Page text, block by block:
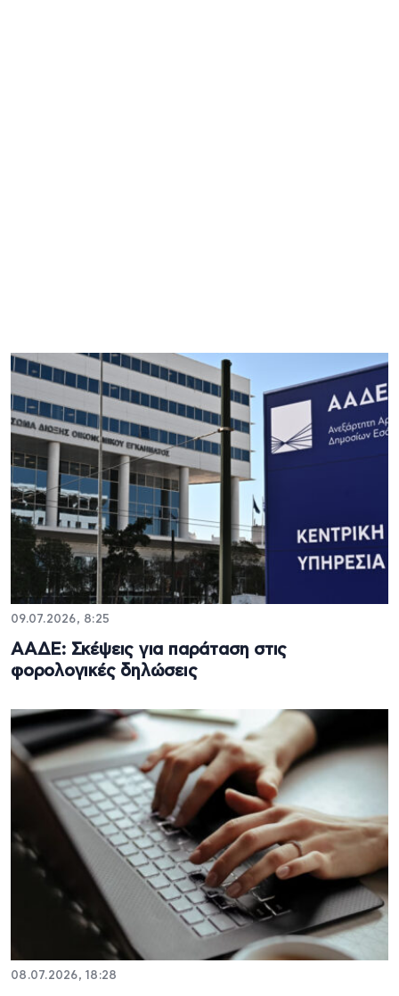
09.07.2026, 8:25
ΑΑΔΕ: Σκέψεις για παράταση στις
φορολογικές δηλώσεις
08.07.2026, 18:28